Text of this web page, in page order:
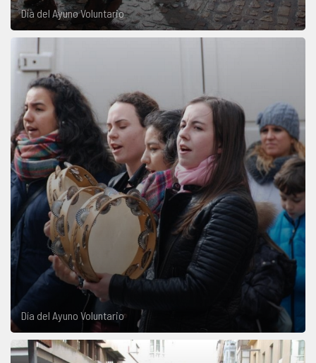
Día del Ayuno Voluntario
Día del Ayuno Voluntario